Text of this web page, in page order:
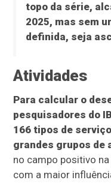
topo da série,
2025, mas sem
definida, seja
Atividades
Para calcular o
pesquisadores do
166 tipos de
grandes grupos de
no campo positivo
com a maior